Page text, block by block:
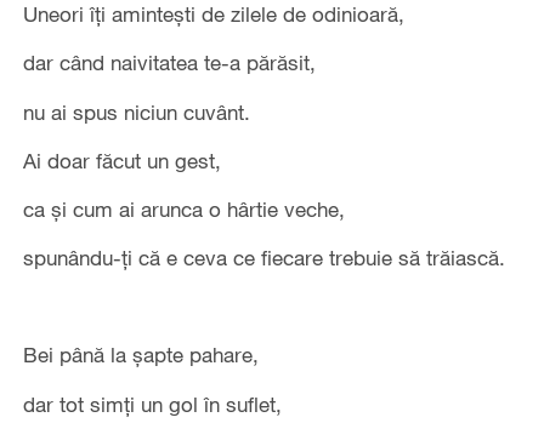
Uneori îți amintești de zilele de odinioară,
dar când naivitatea te-a părăsit,
nu ai spus niciun cuvânt.
Ai doar făcut un gest,
ca și cum ai arunca o hârtie veche,
spunându-ți că e ceva ce fiecare trebuie să trăiască.
Bei până la șapte pahare,
dar tot simți un gol în suflet,